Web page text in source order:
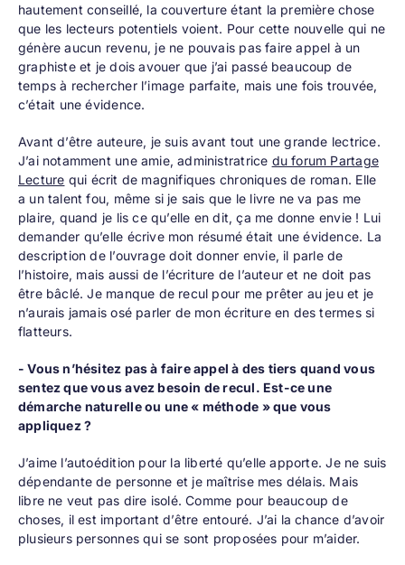
hautement conseillé, la couverture étant la première chose
que les lecteurs potentiels voient. Pour cette nouvelle qui ne
génère aucun revenu, je ne pouvais pas faire appel à un
graphiste et je dois avouer que j’ai passé beaucoup de
temps à rechercher l’image parfaite, mais une fois trouvée,
c’était une évidence.
Avant d’être auteure, je suis avant tout une grande lectrice.
J’ai notamment une amie, administratrice du forum Partage
Lecture qui écrit de magnifiques chroniques de roman. Elle
a un talent fou, même si je sais que le livre ne va pas me
plaire, quand je lis ce qu’elle en dit, ça me donne envie ! Lui
demander qu’elle écrive mon résumé était une évidence. La
description de l’ouvrage doit donner envie, il parle de
l’histoire, mais aussi de l’écriture de l’auteur et ne doit pas
être bâclé. Je manque de recul pour me prêter au jeu et je
n’aurais jamais osé parler de mon écriture en des termes si
flatteurs.
- Vous n’hésitez pas à faire appel à des tiers quand vous
sentez que vous avez besoin de recul. Est-ce une
démarche naturelle ou une « méthode » que vous
appliquez ?
J’aime l’autoédition pour la liberté qu’elle apporte. Je ne suis
dépendante de personne et je maîtrise mes délais. Mais
libre ne veut pas dire isolé. Comme pour beaucoup de
choses, il est important d’être entouré. J’ai la chance d’avoir
plusieurs personnes qui se sont proposées pour m’aider.